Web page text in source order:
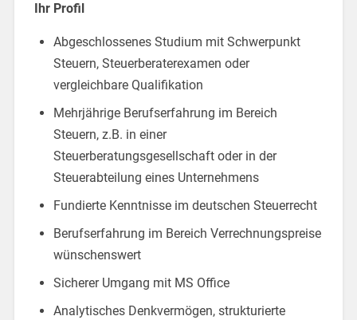
Ihr Profil
Abgeschlossenes Studium mit Schwerpunkt
Steuern, Steuerberaterexamen oder
vergleichbare Qualifikation
Mehrjährige Berufserfahrung im Bereich
Steuern, z.B. in einer
Steuerberatungsgesellschaft oder in der
Steuerabteilung eines Unternehmens
Fundierte Kenntnisse im deutschen Steuerrecht
Berufserfahrung im Bereich Verrechnungspreise
wünschenswert
Sicherer Umgang mit MS Office
Analytisches Denkvermögen, strukturierte